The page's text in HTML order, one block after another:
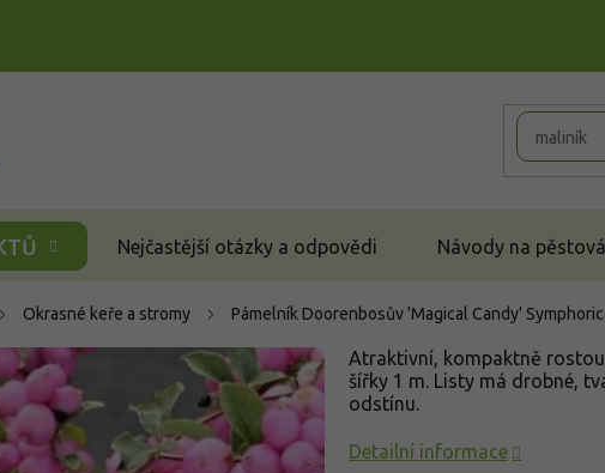
Nejčastější otázky a odpovědi Návody na
Okrasné keře a stromy Pámelník Doorenbosův 'Magical Candy'
Atraktivní, kompaktně
šířky 1 m. Listy má drobné,
odstínu.
Detailní informace